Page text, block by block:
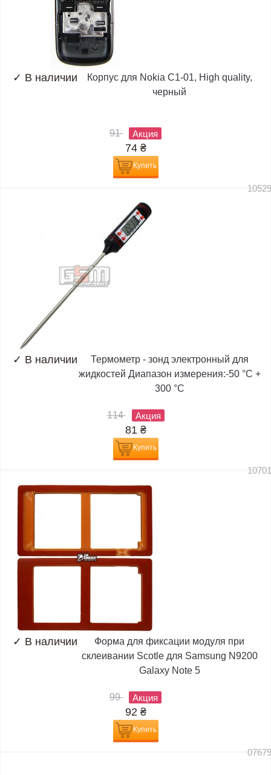
✓ В наличии
Корпус для Nokia C1-01, High quality,
черный
91 Акция
74 ₴
Купить
✓ В наличии
Термометр - зонд электронный для
жидкостей Диапазон измерения:-50 °C +
300 °C
114 Акция
81 ₴
Купить
✓ В наличии
Форма для фиксации модуля при
склеивании Scotle для Samsung N9200
Galaxy Note 5
99 Акция
92 ₴
Купить